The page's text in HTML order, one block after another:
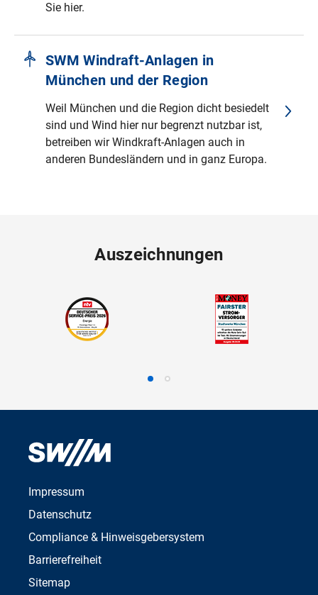
Sie hier.
SWM Windraft-Anlagen in
München und der Region
Weil München und die Region dicht besiedelt
sind und Wind hier nur begrenzt nutzbar ist,
betreiben wir Windkraft-Anlagen auch in
anderen Bundesländern und in ganz Europa.
Auszeichnungen
Impressum
Datenschutz
Compliance & Hinweisgebersystem
Barrierefreiheit
Sitemap